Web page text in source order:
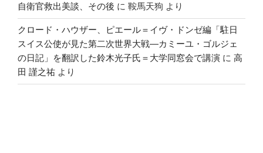
自衛官救出美談、その後 に 鞍馬天狗 より
クロード・ハウザー、ピエール＝イヴ・ドンゼ編「駐日
スイス公使が見た第二次世界大戦―カミーユ・ゴルジェ
の日記」を翻訳した鈴木光子氏＝大学同窓会で講演 に 高
田 謹之祐 より